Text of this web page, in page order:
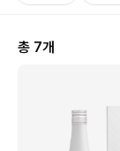
총 7개